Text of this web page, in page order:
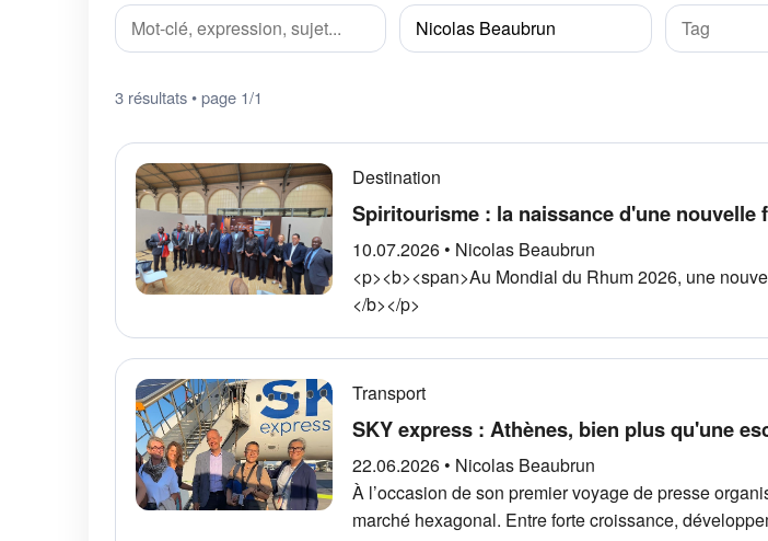
3 résultats • page 1/1
Destination
Spiritourisme : la naissance d'une nouvelle
10.07.2026 • Nicolas Beaubrun
<p><b><span>Au Mondial du Rhum 2026, une
</b></p>
Transport
SKY express : Athènes, bien plus qu'une
22.06.2026 • Nicolas Beaubrun
À l’occasion de son premier voyage de presse
marché hexagonal. Entre forte croissance,